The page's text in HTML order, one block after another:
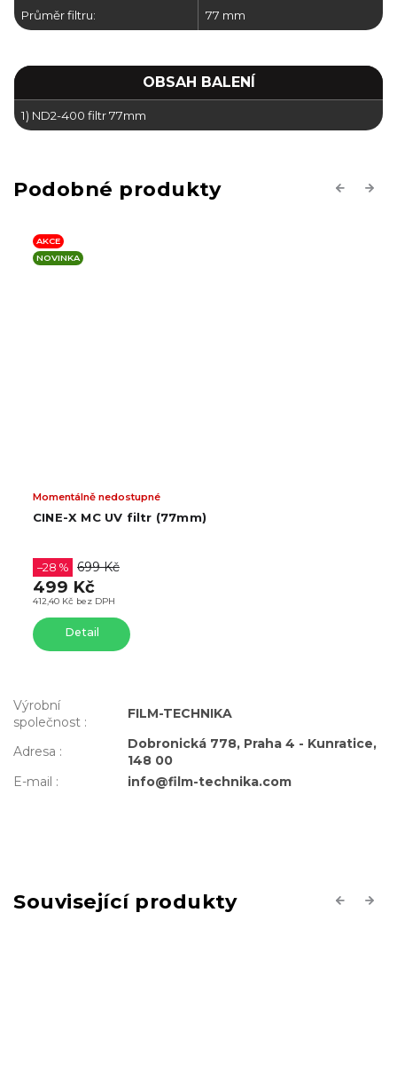
Průměr filtru: 77 mm
OBSAH BALENÍ
1) ND2-400 filtr 77mm
Previous
AKCE
NOVINKA
CINE-X MC UV filtr (77mm)
Momentálně nedostupné
412,40 Kč bez DPH
–28 % 699 Kč
499 Kč
Detail
Next
Výrobní
společnost :
FILM-TECHNIKA
Adresa :
Dobronická 778, Praha 4 - Kunratice,
148 00
E-mail : info@film-technika.com
Související produkty Previous
Next